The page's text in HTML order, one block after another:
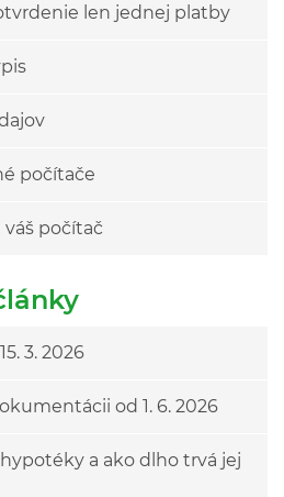
len jednej platby
počítače
váš počítač
3. 2026
od 1. 6. 2026
a ako dlho trvá jej